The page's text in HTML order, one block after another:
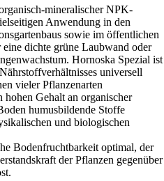
mineralischer NPK-
Anwendung in den
sowie im öffentlichen
dichte grüne Laubwand oder
Hornoska Spezial ist
universell
vieler Pflanzenarten
hohen Gehalt an organischer
humusbildende Stoffe
und biologischen
Bodenfruchtbarkeit optimal, der
der Pflanzen gegenüber